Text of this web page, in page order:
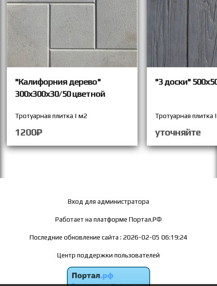
"Калифорния дерево"
300х300х30/50 цветной
Тротуарная плитка | м2
1200₽
"3 доски"
Тротуарная плитка
уточняйте
Вход для администратора
Работает на платформе Портал.РФ
Последние обновление сайта : 2026-02-05 06:19:24
Центр поддержки пользователей